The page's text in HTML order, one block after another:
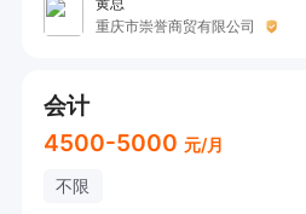
重庆市崇誉商贸有限公司
会计
4500-5000 元/月
不限